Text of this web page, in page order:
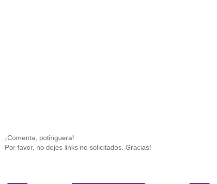
¡Comenta, potinguera!
Por favor, no dejes links no solicitados. Gracias!